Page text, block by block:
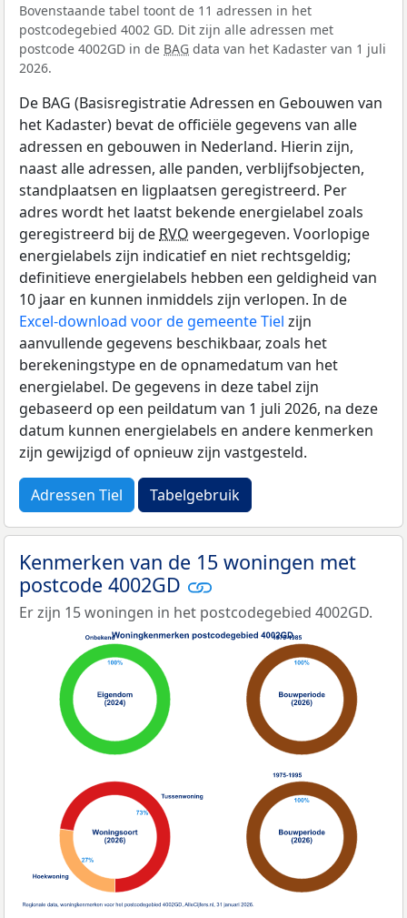
Bovenstaande tabel toont de 11 adressen in het
postcodegebied 4002 GD. Dit zijn alle adressen met
postcode 4002GD in de BAG data van het Kadaster van 1 juli
2026.
De BAG (Basisregistratie Adressen en Gebouwen van
het Kadaster) bevat de officiële gegevens van alle
adressen en gebouwen in Nederland. Hierin zijn,
naast alle adressen, alle panden, verblijfsobjecten,
standplaatsen en ligplaatsen geregistreerd. Per
adres wordt het laatst bekende energielabel zoals
geregistreerd bij de RVO weergegeven. Voorlopige
energielabels zijn indicatief en niet rechtsgeldig;
definitieve energielabels hebben een geldigheid van
10 jaar en kunnen inmiddels zijn verlopen. In de
Excel-download voor de gemeente Tiel zijn
aanvullende gegevens beschikbaar, zoals het
berekeningstype en de opnamedatum van het
energielabel. De gegevens in deze tabel zijn
gebaseerd op een peildatum van 1 juli 2026, na deze
datum kunnen energielabels en andere kenmerken
zijn gewijzigd of opnieuw zijn vastgesteld.
Adressen Tiel Tabelgebruik
Kenmerken van de 15 woningen met
postcode 4002GD
Er zijn 15 woningen in het postcodegebied 4002GD.